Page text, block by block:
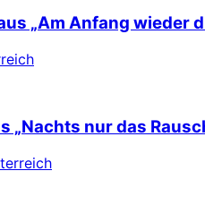
„Am Anfang wieder
„Nachts nur das